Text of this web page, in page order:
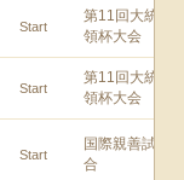
Start
第11回大統
領杯大会
Start
第11回大統
領杯大会
Start
国際親善試
合